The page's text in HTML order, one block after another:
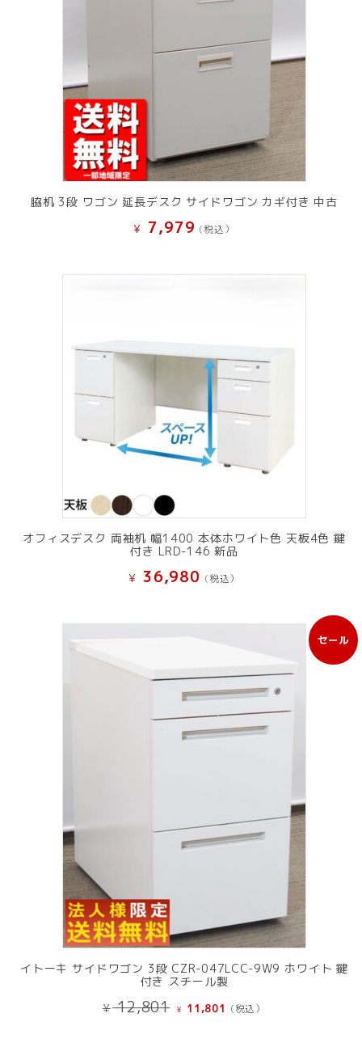
脇机 3段 ワゴン 延長デスク サイドワゴン カギ付き 中古
¥ 7,979 (税込）
オフィスデスク 両袖机 幅1400 本体ホワイト色 天板4色 鍵
付き LRD-146 新品
¥ 36,980 (税込）
セール
販
売
イトーキ サイドワゴン 3段 CZR-047LCC-9W9 ホワイト 鍵
付き スチール製
¥12,801
元
¥ 11,801 現
(税込）